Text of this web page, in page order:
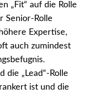
„Fit“ auf die Rolle
Senior-Rolle
Expertise,
auch zumindest
die „Lead“-Rolle
ist und die